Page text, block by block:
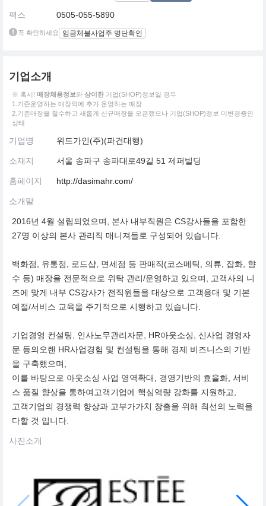
팩스 0505-055-5890
꼭 확인하세요 임금체불사업주 명단확인
기업소개
※ 혹시! 매장채용정보와 상이한 기업(SHOP)정보일 경우
1.기존운영하는 매장외에 추가 운영하는 매장
2.기존매장을 철수하고 새롭게 신규매장을 오픈했으나 기업(SHOP)정보 미변경중인
상태
기업명 위드가인(주)(파견대행)
소재지 서울 송파구 송파대로49길 51 제퍼빌딩
홈페이지 http://dasimahr.com/
소개말
2016년 4월 설립되었으며, 본사 내부직원은 CS강사들을 포함한
27명 이상의 본사 관리직 매니져들로 구성되어 있습니다.
백화점, 유통점, 로드샵, 면세점 등 판매직(코스메틱, 의류, 잡화, 향
수 등) 매장을 전문적으로 위탁 관리/운영하고 있으며, 고객사의 니
즈에 맞게 내부 CS강사가 전직원들을 대상으로 고객응대 및 기본
예절/서비스 교육을 주기적으로 시행하고 있습니다.
기업경영 컨설팅, 인사노무관리자문, HR아웃소싱, 신사업 경영자
문 등의오랜 HR사업경험 및 컨설팅을 통해 경제 비즈니스의 기반
을 구축했으며,
이를 바탕으로 아웃소싱 사업 영역확대, 경영기반의 효율화, 서비
스 품질 향상을 통하여고객기업에 핵심역량 강화를 지원하고,
고객기업의 경쟁력 향상과 고부가가치 창출을 위해 최선의 노력을
다할 것 입니다.
사진소개